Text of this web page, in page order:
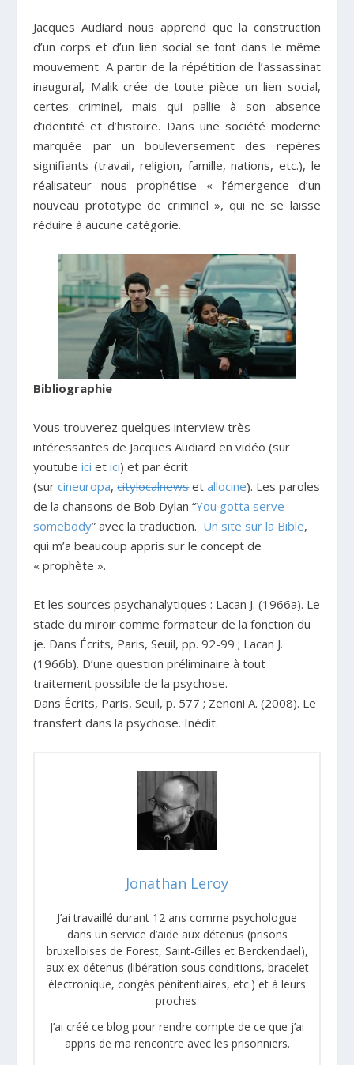
Jacques Audiard nous apprend que la construction
d’un corps et d’un lien social se font dans le même
mouvement. A partir de la répétition de l’assassinat
inaugural, Malik crée de toute pièce un lien social,
certes criminel, mais qui pallie à son absence
d’identité et d’histoire. Dans une société moderne
marquée par un bouleversement des repères
signifiants (travail, religion, famille, nations, etc.), le
réalisateur nous prophétise « l’émergence d’un
nouveau prototype de criminel », qui ne se laisse
réduire à aucune catégorie.
Bibliographie
Vous trouverez quelques interview très
intéressantes de Jacques Audiard en vidéo (sur
youtubeici etici) et par écrit
(surcineuropa,citylocalnewsetallocine). Les paroles
de la chansons de Bob Dylan “You gotta serve
somebody” avec la traduction.Un site sur la Bible,
qui m’a beaucoup appris sur le concept de
« prophète ».
Et les sources psychanalytiques : Lacan J. (1966a). Le
stade du miroir comme formateur de la fonction du
je. Dans Écrits, Paris, Seuil, pp. 92-99 ; Lacan J.
(1966b). D’une question préliminaire à tout
traitement possible de la psychose.
Dans Écrits, Paris, Seuil, p. 577 ; Zenoni A. (2008). Le
transfert dans la psychose. Inédit.
Jonathan Leroy
J’ai travaillé durant 12 ans comme psychologue
dans un service d’aide aux détenus (prisons
bruxelloises de Forest, Saint-Gilles et Berckendael),
aux ex-détenus (libération sous conditions, bracelet
électronique, congés pénitentiaires, etc.) et à leurs
proches.
J’ai créé ce blog pour rendre compte de ce que j’ai
appris de ma rencontre avec les prisonniers.